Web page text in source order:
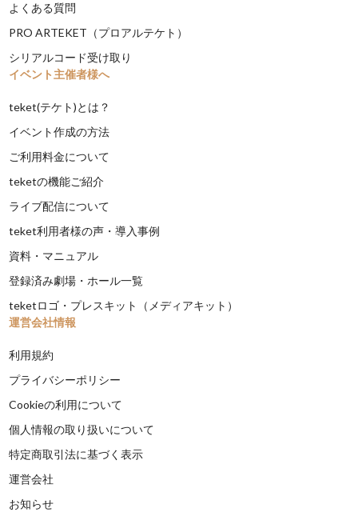
よくある質問
PRO ARTEKET（プロアルテケト）
シリアルコード受け取り
イベント主催者様へ
teket(テケト)とは？
イベント作成の方法
ご利用料金について
teketの機能ご紹介
ライブ配信について
teket利用者様の声・導入事例
資料・マニュアル
登録済み劇場・ホール一覧
teketロゴ・プレスキット（メディアキット）
運営会社情報
利用規約
プライバシーポリシー
Cookieの利用について
個人情報の取り扱いについて
特定商取引法に基づく表示
運営会社
お知らせ